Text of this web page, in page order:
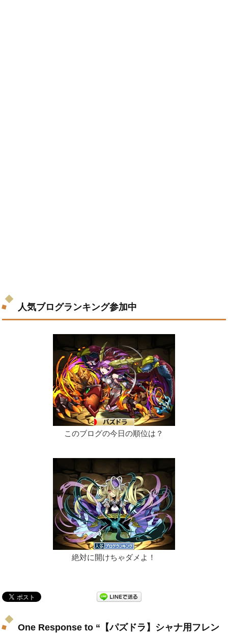
人気ブログランキング参加中
このブログの今日の順位は？
絶対に開けちゃダメよ！
One Response to “【パズドラ】シャナ用フレン